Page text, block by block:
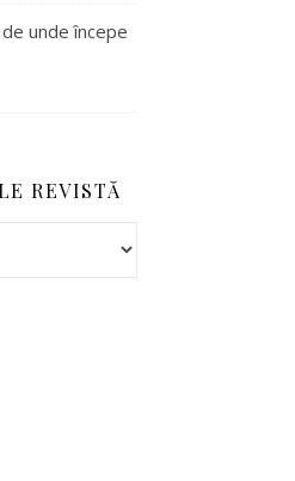
unde începe
REVISTĂ